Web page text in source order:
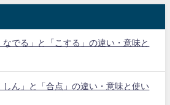
なでる」と「こする」の違い・意味と
しん」と「合点」の違い・意味と使い